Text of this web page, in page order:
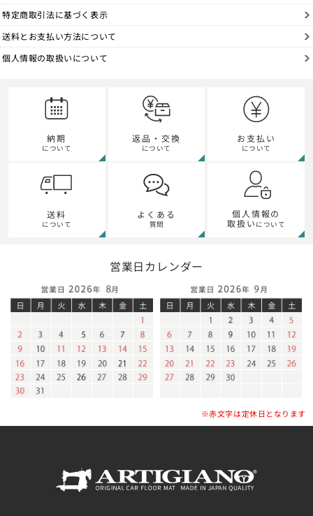
特定商取引法に基づく表示
送料とお支払い方法について
個人情報の取扱いについて
納期
について
返品・交換
について
お支払い
について
送料
について
よくある
質問
個人情報の
取扱い について
営業日カレンダー
※赤文字は定休日となります